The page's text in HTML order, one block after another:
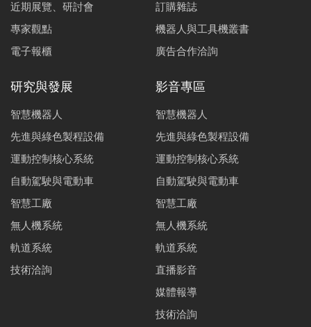
近期展覽、研討會
專家觀點
電子報櫃
訂購雜誌
機器人與工具機叢書
廣告合作洽詢
研究與發展
智慧機器人
先進與綠色製程設備
運動控制核心系統
自動駕駛與電動車
智慧工廠
無人機系統
軌道系統
技術洽詢
影音專區
智慧機器人
先進與綠色製程設備
運動控制核心系統
自動駕駛與電動車
智慧工廠
無人機系統
軌道系統
直播影音
媒體報導
技術洽詢